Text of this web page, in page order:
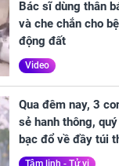
Bác sĩ dùng thân
và che chắn cho
động đất
Video
Qua đêm nay, 3
sẻ hanh thông,
bạc đổ về đầy túi